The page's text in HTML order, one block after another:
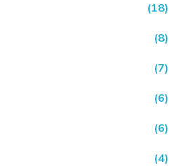
(18)
(8)
(7)
(6)
(6)
(4)